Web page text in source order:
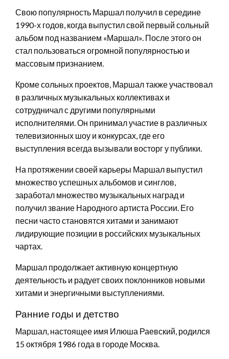
Свою популярность Маршал получил в середине
1990-х годов, когда выпустил свой первый сольный
альбом под названием «Маршал». После этого он
стал пользоваться огромной популярностью и
массовым признанием.
Кроме сольных проектов, Маршал также участвовал
в различных музыкальных коллективах и
сотрудничал с другими популярными
исполнителями. Он принимал участие в различных
телевизионных шоу и конкурсах, где его
выступления всегда вызывали восторг у публики.
На протяжении своей карьеры Маршал выпустил
множество успешных альбомов и синглов,
заработал множество музыкальных наград и
получил звание Народного артиста России. Его
песни часто становятся хитами и занимают
лидирующие позиции в российских музыкальных
чартах.
Маршал продолжает активную концертную
деятельность и радует своих поклонников новыми
хитами и энергичными выступлениями.
Ранние годы и детство
Маршал, настоящее имя Илюша Раевский, родился
15 октября 1986 года в городе Москва.